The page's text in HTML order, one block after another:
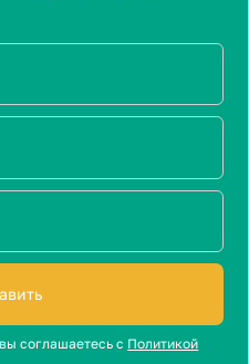
соглашаетесь с Политикой